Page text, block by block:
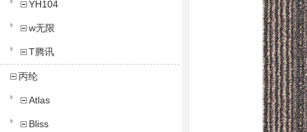
YH104
w无限
T腾讯
丙纶
Atlas
Bliss